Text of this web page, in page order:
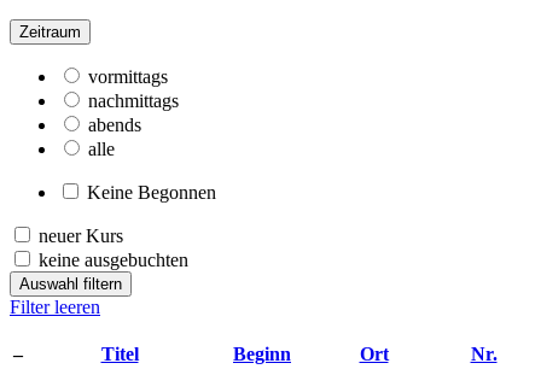
Zeitraum
vormittags
nachmittags
abends
alle
Keine Begonnen
neuer Kurs
keine ausgebuchten
Auswahl filtern
Filter leeren
– Titel Beginn Ort
Nr.